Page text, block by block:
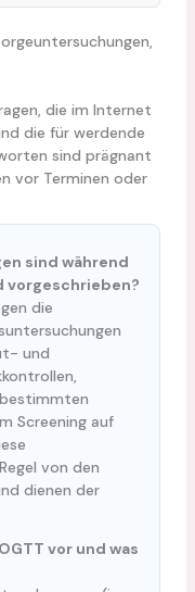
die im Internet
die für werdende
sind prägnant
vor Terminen oder
sind während
vorgeschrieben?
die
und
Screening auf
von den
dienen der
vor und was